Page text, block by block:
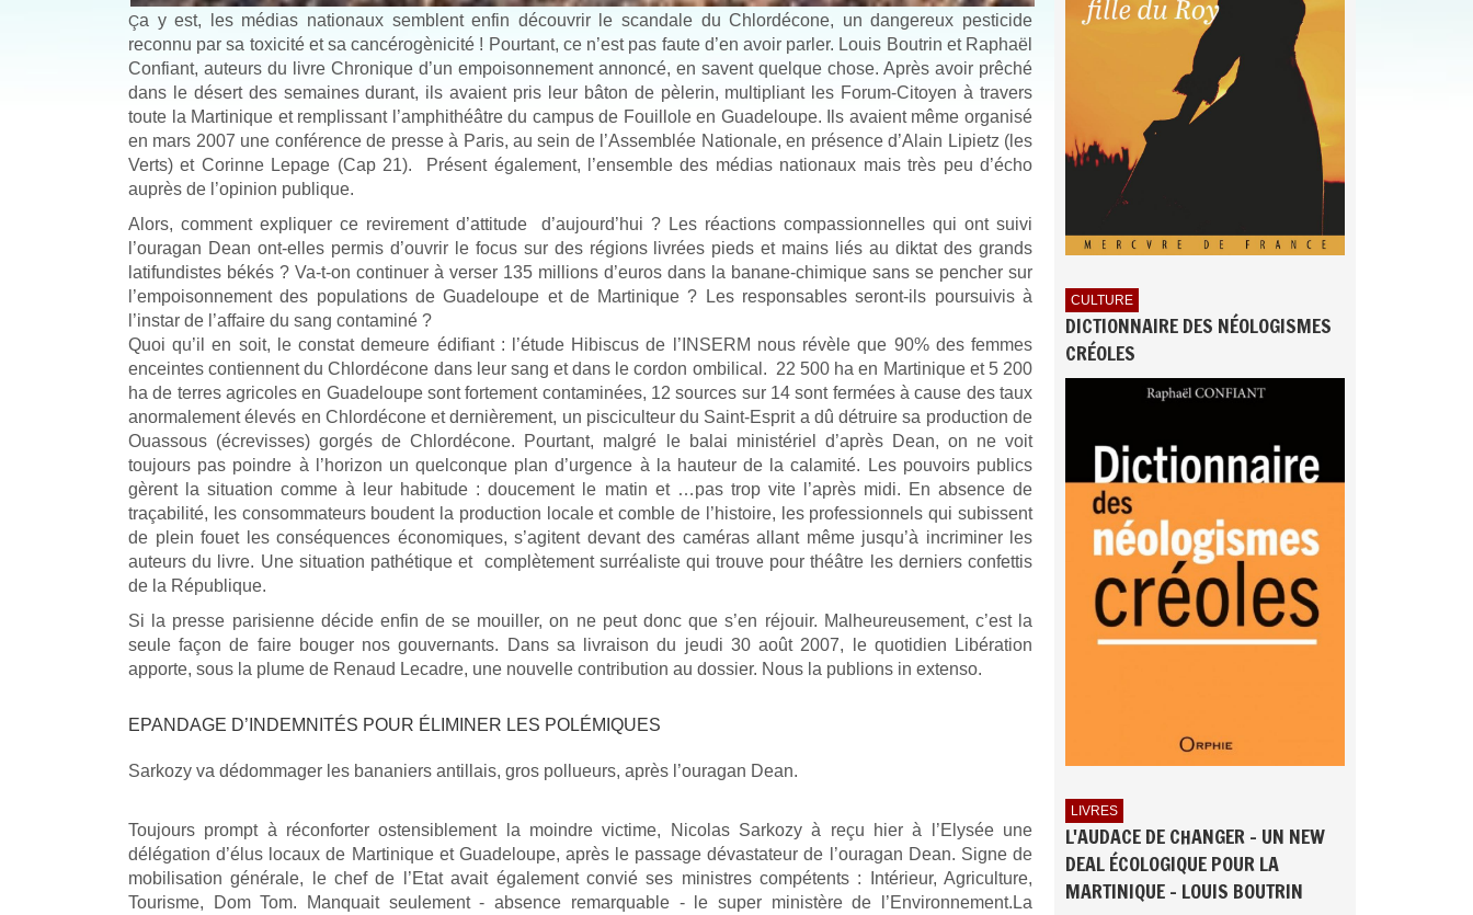
Ça y est, les médias nationaux semblent enfin découvrir le scandale du Chlordécone, un dangereux pesticide
reconnu par sa toxicité et sa cancérogènicité ! Pourtant, ce n’est pas faute d’en avoir parler. Louis Boutrin et Raphaël
Confiant, auteurs du livre Chronique d’un empoisonnement annoncé, en savent quelque chose. Après avoir prêché
dans le désert des semaines durant, ils avaient pris leur bâton de pèlerin, multipliant les Forum-Citoyen à travers
toute la Martinique et remplissant l’amphithéâtre du campus de Fouillole en Guadeloupe. Ils avaient même organisé
en mars 2007 une conférence de presse à Paris, au sein de l’Assemblée Nationale, en présence d’Alain Lipietz (les
Verts) et Corinne Lepage (Cap 21). Présent également, l’ensemble des médias nationaux mais très peu d’écho
auprès de l’opinion publique.
Alors, comment expliquer ce revirement d’attitude d’aujourd’hui ? Les réactions compassionnelles qui ont suivi
l’ouragan Dean ont-elles permis d’ouvrir le focus sur des régions livrées pieds et mains liés au diktat des grands
latifundistes békés ? Va-t-on continuer à verser 135 millions d’euros dans la banane-chimique sans se pencher sur
l’empoisonnement des populations de Guadeloupe et de Martinique ? Les responsables seront-ils poursuivis à
l’instar de l’affaire du sang contaminé ?
Quoi qu’il en soit, le constat demeure édifiant : l’étude Hibiscus de l’INSERM nous révèle que 90% des femmes
enceintes contiennent du Chlordécone dans leur sang et dans le cordon ombilical. 22 500 ha en Martinique et 5 200
ha de terres agricoles en Guadeloupe sont fortement contaminées, 12 sources sur 14 sont fermées à cause des taux
anormalement élevés en Chlordécone et dernièrement, un pisciculteur du Saint-Esprit a dû détruire sa production de
Ouassous (écrevisses) gorgés de Chlordécone. Pourtant, malgré le balai ministériel d’après Dean, on ne voit
toujours pas poindre à l’horizon un quelconque plan d’urgence à la hauteur de la calamité. Les pouvoirs publics
gèrent la situation comme à leur habitude : doucement le matin et …pas trop vite l’après midi. En absence de
traçabilité, les consommateurs boudent la production locale et comble de l’histoire, les professionnels qui subissent
de plein fouet les conséquences économiques, s’agitent devant des caméras allant même jusqu’à incriminer les
auteurs du livre. Une situation pathétique et complètement surréaliste qui trouve pour théâtre les derniers confettis
de la République.
Si la presse parisienne décide enfin de se mouiller, on ne peut donc que s’en réjouir. Malheureusement, c’est la
seule façon de faire bouger nos gouvernants. Dans sa livraison du jeudi 30 août 2007, le quotidien Libération
apporte, sous la plume de Renaud Lecadre, une nouvelle contribution au dossier. Nous la publions in extenso.
EPANDAGE D’INDEMNITÉS POUR ÉLIMINER LES POLÉMIQUES
Sarkozy va dédommager les bananiers antillais, gros pollueurs, après l’ouragan Dean.
Toujours prompt à réconforter ostensiblement la moindre victime, Nicolas Sarkozy à reçu hier à l’Elysée une
délégation d’élus locaux de Martinique et Guadeloupe, après le passage dévastateur de l’ouragan Dean. Signe de
mobilisation générale, le chef de l’Etat avait également convié ses ministres compétents : Intérieur, Agriculture,
Tourisme, Dom Tom. Manquait seulement - absence remarquable - le super ministère de l’Environnement.La
CULTURE
DICTIONNAIRE DES NÉOLOGISMES
CRÉOLES
LIVRES
L'AUDACE DE CHANGER - UN NEW
DEAL ÉCOLOGIQUE POUR LA
MARTINIQUE - LOUIS BOUTRIN